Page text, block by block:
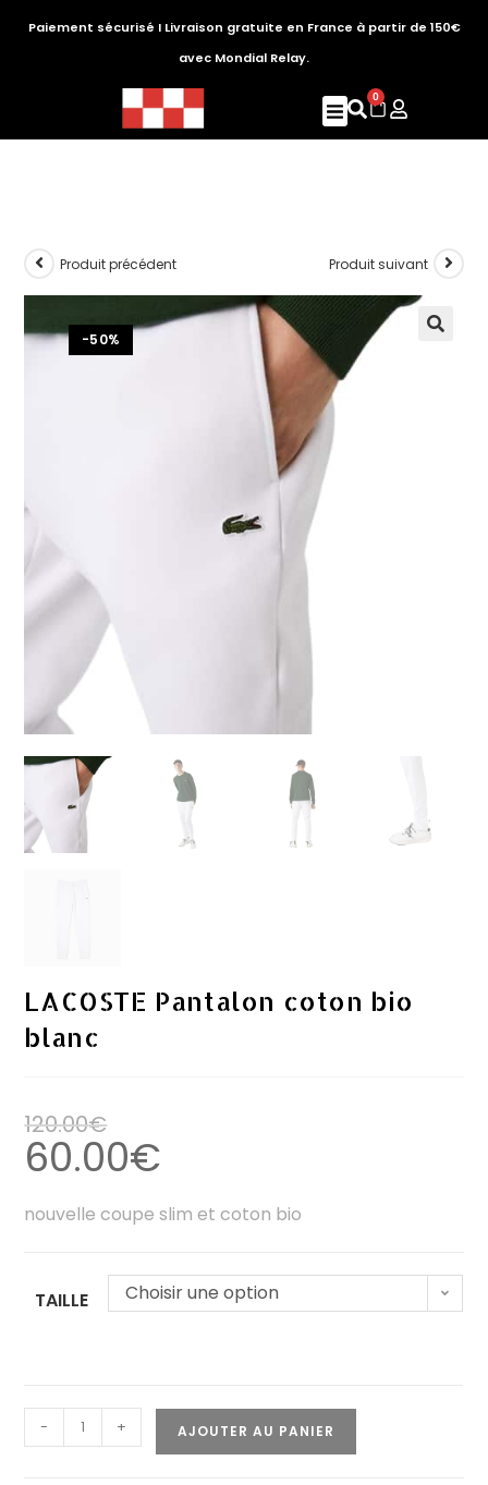
Paiement sécurisé I Livraison gratuite en France à partir de 150€
avec Mondial Relay.
0
-50%
Produit précédent Produit suivant
LACOSTE Pantalon coton bio
blanc
120.00€
60.00€
nouvelle coupe slim et coton bio
TAILLE Choisir une option
- + AJOUTER AU PANIER